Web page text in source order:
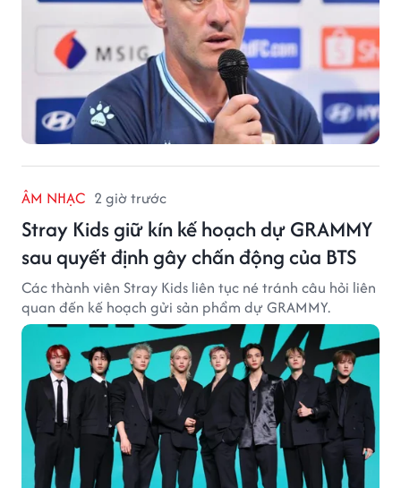
ÂM NHẠC 2 giờ trước
Stray Kids giữ kín kế hoạch dự GRAMMY
sau quyết định gây chấn động của BTS
Các thành viên Stray Kids liên tục né tránh câu hỏi liên
quan đến kế hoạch gửi sản phẩm dự GRAMMY.